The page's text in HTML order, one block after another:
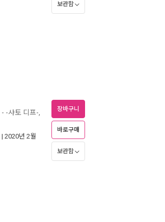
보관함
- -샤토 디프-,
| 2020년 2월
장바구니
바로구매
보관함